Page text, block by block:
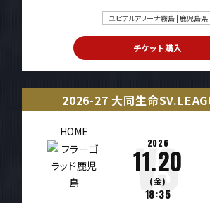
ユピテルアリーナ霧島 | 鹿児島県
チケット購入
2026-27 大同生命
HOME
2026
11.20
(金)
18:35